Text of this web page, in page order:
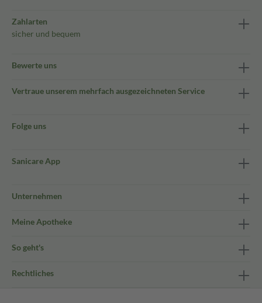
Zahlarten
sicher und bequem
Bewerte uns
Vertraue unserem mehrfach ausgezeichneten Service
Folge uns
Sanicare App
Unternehmen
Meine Apotheke
So geht's
Rechtliches